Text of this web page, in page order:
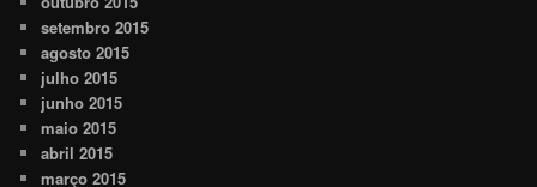
setembro 2015
agosto 2015
julho 2015
junho 2015
maio 2015
abril 2015
março 2015